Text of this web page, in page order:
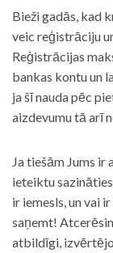
Bieži gadās, kad
veic reģistrāciju
Reģistrācijas
bankas kontu un
ja šī nauda pēc
aizdevumu tā arī
Ja tiešām Jums ir
ieteiktu
ir iemesls, un vai
saņemt!
atbildīgi,